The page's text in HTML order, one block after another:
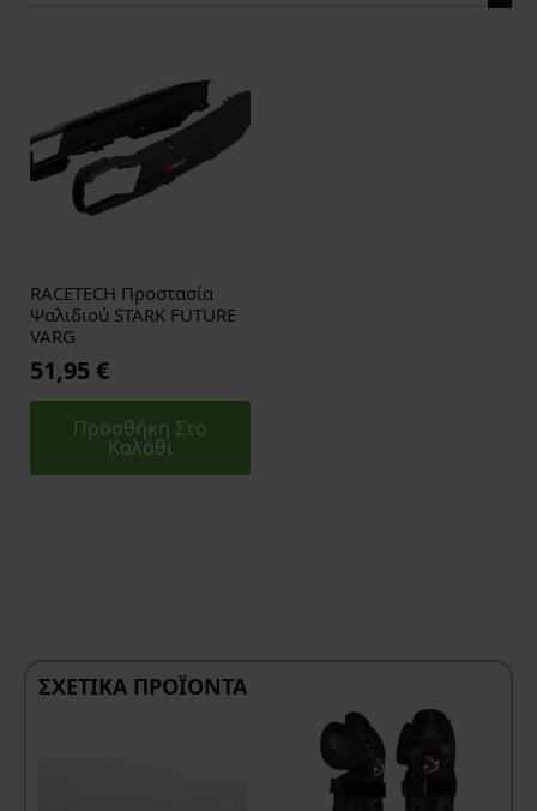
RACETECH Προστασία
Ψαλιδιού STARK FUTURE
VARG
51,95 €
Προσθήκη Στο
Καλάθι
ΣΧΕΤΙΚΆ ΠΡΟΪΌΝΤΑ